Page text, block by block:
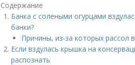
Содержание
Банка с солеными огурцами
банки?
Причины, из-за которых рассол
Если вздулась крышка на
распознать